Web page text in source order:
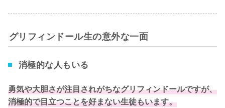
グリフィンドール生の意外な一面
消極的な人もいる
勇気や大胆さが注目されがちなグリフィンドールですが、
消極的で目立つことを好まない生徒もいます。